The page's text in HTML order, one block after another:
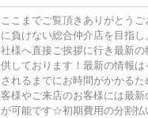
ここまでご覧頂きありがとう
に負けない総合仲介店を目指
社様へ直接ご挨拶に行き最新
供しております！最新の情報
されるまでにお時間がかかる
客様やご来店のお客様には最新
が可能です☆初期費用の分割払